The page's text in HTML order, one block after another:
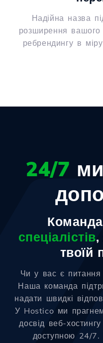
Надійна назва
розширення вашого
ребрендингу в
24/7
спеціалістів,
твоїй
Чи у вас є питання
Наша команда
надати швидкі
У Hostico ми
досвід веб-
доступною 24/7.